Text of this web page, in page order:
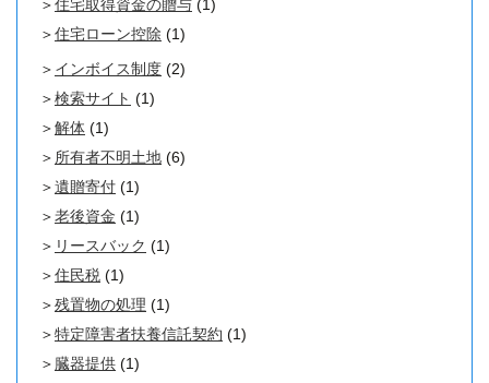
住宅取得資金の贈与 (1)
住宅ローン控除 (1)
インボイス制度 (2)
検索サイト (1)
解体 (1)
所有者不明土地 (6)
遺贈寄付 (1)
老後資金 (1)
リースバック (1)
住民税 (1)
残置物の処理 (1)
特定障害者扶養信託契約 (1)
臓器提供 (1)